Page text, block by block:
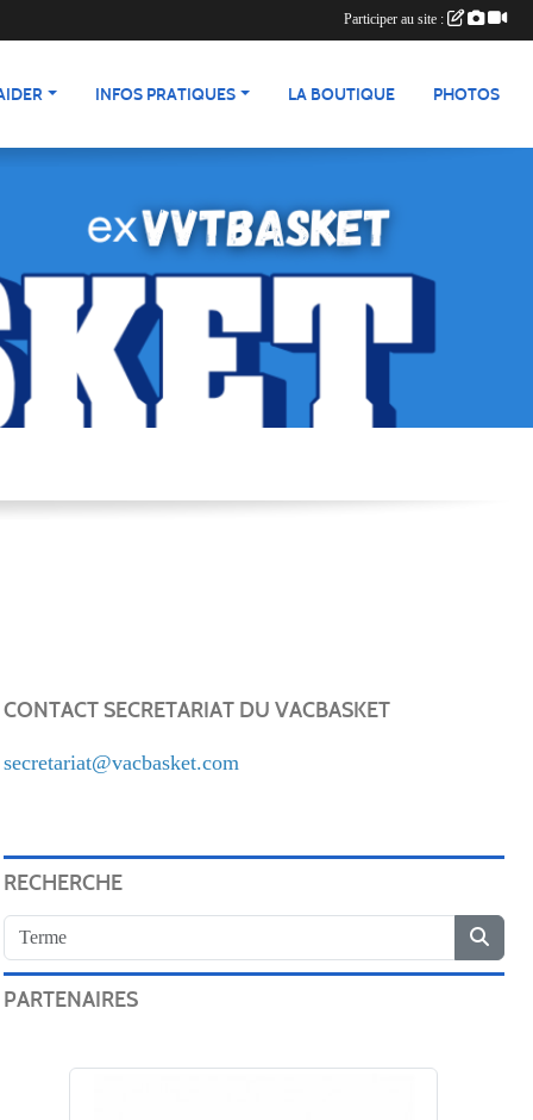
INFOS PRATIQUES LA BOUTIQUE PHOTOS
CONTACT SECRETARIAT DU VACBASKET
secretariat@vacbasket.com
RECHERCHE
PARTENAIRES
Participer au site :